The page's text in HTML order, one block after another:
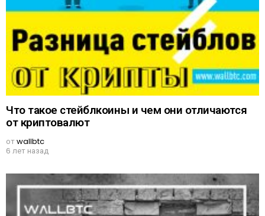
Что такое стейблкоины и чем они отличаются
от криптовалют
отwallbtc
6 лет назад